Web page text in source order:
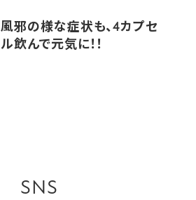
風邪の様な症状も、4カプセ
ル飲んで元気に！！
SNS